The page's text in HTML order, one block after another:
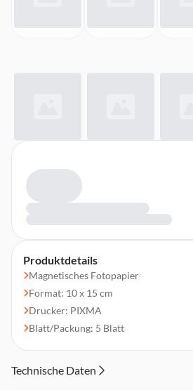
Produktdetails
Magnetisches Fotopapier
Format: 10 x 15 cm
Drucker: PIXMA
Blatt/Packung: 5 Blatt
Technische Daten